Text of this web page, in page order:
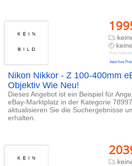
Preis kann
Jetzt live
Nikon Nikkor - Z 100-400mm
Objektiv Wie Neu!
Dieses Angebot ist ein Beispiel für
eBay-Marktplatz in der Kategorie
aktualisieren Sie die Suchergebnisse
erhalten.